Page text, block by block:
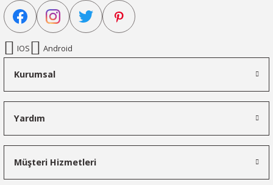
IOS Android
Kurumsal
Yardım
Müşteri Hizmetleri